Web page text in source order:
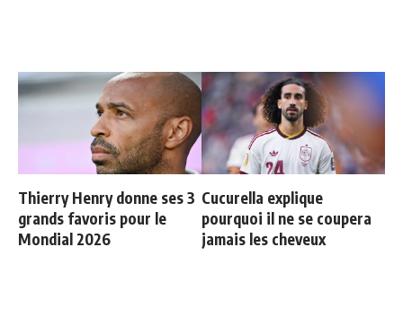
Thierry Henry donne ses 3
grands favoris pour le
Mondial 2026
Cucurella explique
pourquoi il ne se coupera
jamais les cheveux